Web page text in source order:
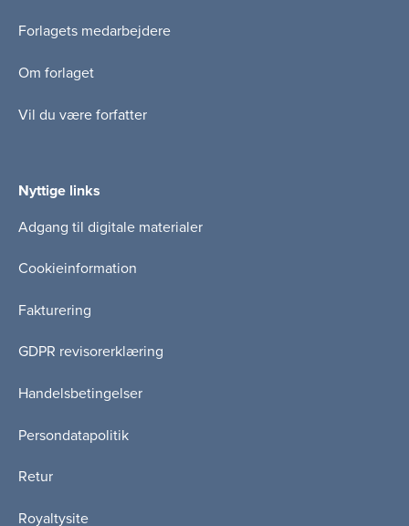
Forlagets medarbejdere
Om forlaget
Vil du være forfatter
Nyttige links
Adgang til digitale materialer
Cookieinformation
Fakturering
GDPR revisorerklæring
Handelsbetingelser
Persondatapolitik
Retur
Royaltysite